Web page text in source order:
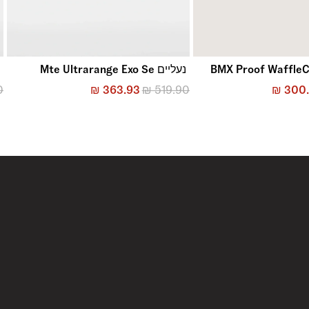
₪
נעליים Mte Ultrarange Exo Se
₪519.90
₪ 363.93